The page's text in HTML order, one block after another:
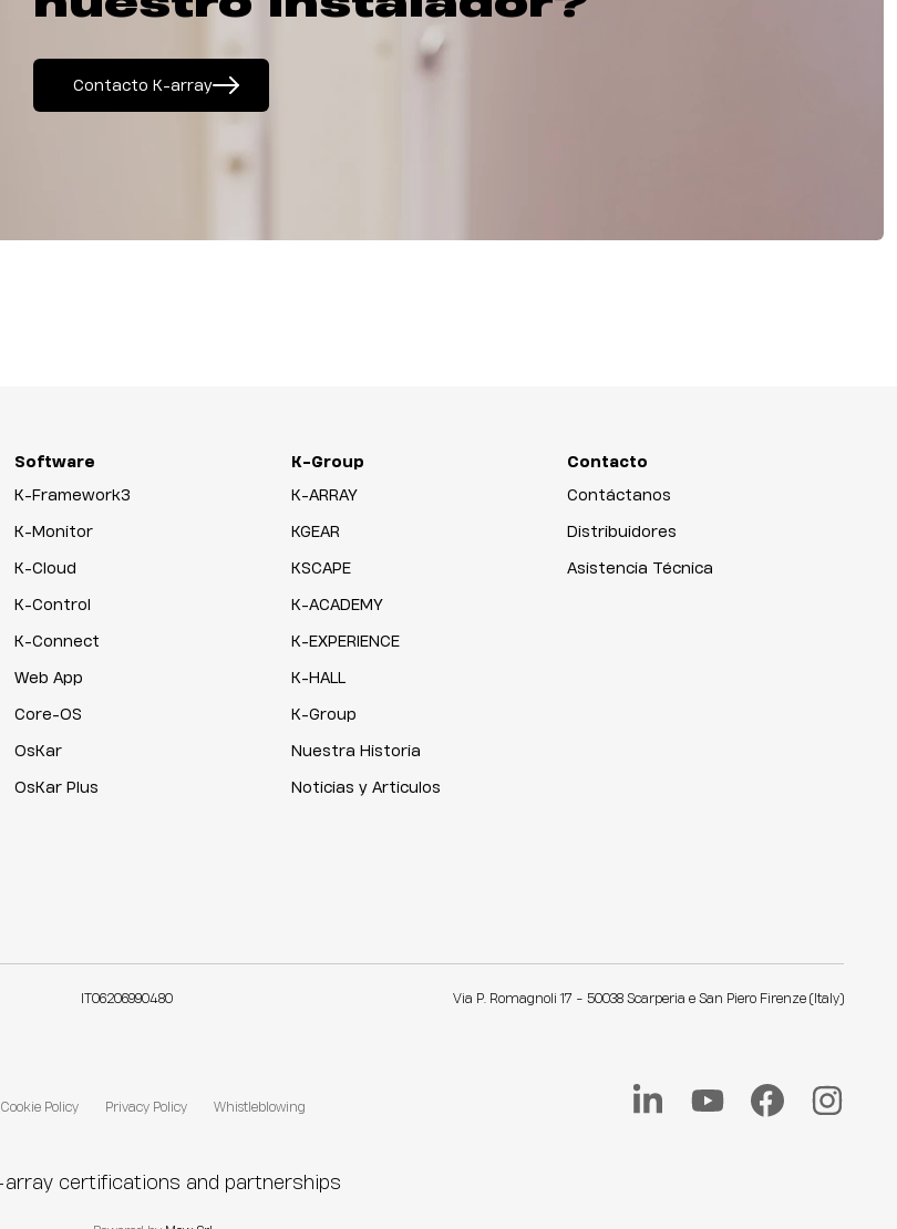
Contacto K-array
Software
K-Framework3
K-Monitor
K-Cloud
K-Control
K-Connect
Web App
Core-OS
OsKar
OsKar Plus
K-Group
K-ARRAY
KGEAR
KSCAPE
K-ACADEMY
K-EXPERIENCE
K-HALL
K-Group
Nuestra Historia
Noticias y Articulos
Contacto
Contáctanos
Distribuidores
Asistencia Técnica
IT06206990480 Via P. Romagnoli 17 - 50038 Scarperia e San Piero Firenze (Italy)
Cookie Policy Privacy Policy Whistleblowing